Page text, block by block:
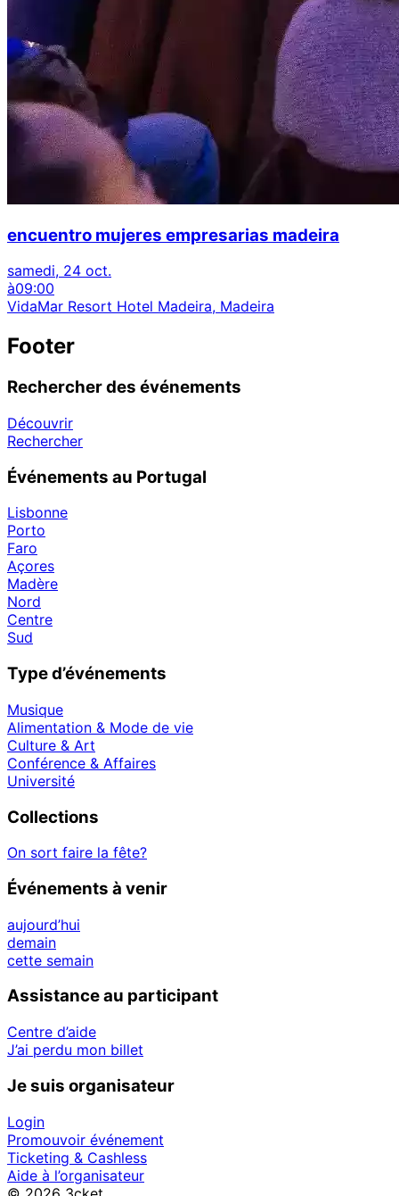
encuentro mujeres empresarias madeira
samedi, 24 oct.
à09:00
VidaMar Resort Hotel Madeira, Madeira
Footer
Rechercher des événements
Découvrir
Rechercher
Événements au Portugal
Lisbonne
Porto
Faro
Açores
Madère
Nord
Centre
Sud
Type d’événements
Musique
Alimentation & Mode de vie
Culture & Art
Conférence & Affaires
Université
Collections
On sort faire la fête?
Événements à venir
aujourd’hui
demain
cette semain
Assistance au participant
Centre d’aide
J’ai perdu mon billet
Je suis organisateur
Login
Promouvoir événement
Ticketing & Cashless
Aide à l’organisateur